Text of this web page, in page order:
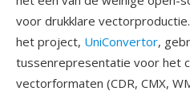
voor drukklare
het project, UniConvertor,
tussenrepresentatie voor het
vectorformaten (CDR, CMX,